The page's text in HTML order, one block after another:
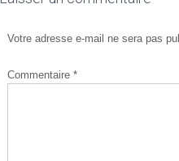
Votre adresse e-mail ne sera pas
Commentaire *